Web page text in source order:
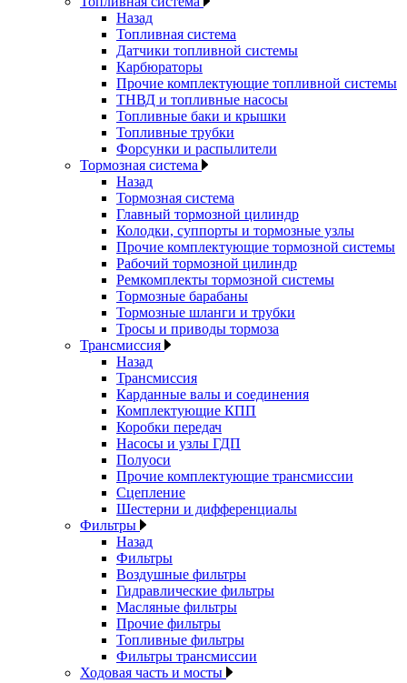
Назад
Топливная система
Датчики топливной системы
Карбюраторы
Прочие комплектующие топливной системы
ТНВД и топливные насосы
Топливные баки и крышки
Топливные трубки
Форсунки и распылители
Тормозная система
Назад
Тормозная система
Главный тормозной цилиндр
Колодки, суппорты и тормозные узлы
Прочие комплектующие тормозной системы
Рабочий тормозной цилиндр
Ремкомплекты тормозной системы
Тормозные барабаны
Тормозные шланги и трубки
Тросы и приводы тормоза
Трансмиссия
Назад
Трансмиссия
Карданные валы и соединения
Комплектующие КПП
Коробки передач
Насосы и узлы ГДП
Полуоси
Прочие комплектующие трансмиссии
Сцепление
Шестерни и дифференциалы
Фильтры
Назад
Фильтры
Воздушные фильтры
Гидравлические фильтры
Масляные фильтры
Прочие фильтры
Топливные фильтры
Фильтры трансмиссии
Ходовая часть и мосты